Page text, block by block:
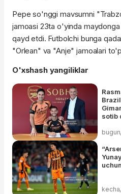
Pepe so'nggi mavsumni
jamoasi 23ta o'yinda
qayd etdi. Futbolchi bunga
"Orlean" va "Anje" jamoalari
O'xshash yangiliklar
sotib